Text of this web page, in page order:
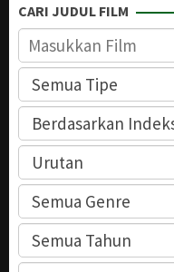
CARI JUDUL FILM